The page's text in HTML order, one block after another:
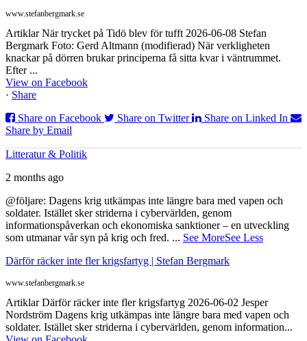
www.stefanbergmark.se
Artiklar När trycket på Tidö blev för tufft 2026-06-08 Stefan
Bergmark Foto: Gerd Altmann (modifierad) När verkligheten
knackar på dörren brukar principerna få sitta kvar i väntrummet.
Efter ...
View on Facebook
· Share
Share on Facebook
Share on Twitter
Share on Linked In
Share by Email
Litteratur & Politik
2 months ago
@följare: Dagens krig utkämpas inte längre bara med vapen och
soldater. Istället sker striderna i cybervärlden, genom
informationspåverkan och ekonomiska sanktioner – en utveckling
som utmanar vår syn på krig och fred. ... See MoreSee Less
Därför räcker inte fler krigsfartyg | Stefan Bergmark
www.stefanbergmark.se
Artiklar Därför räcker inte fler krigsfartyg 2026-06-02 Jesper
Nordström Dagens krig utkämpas inte längre bara med vapen och
soldater. Istället sker striderna i cybervärlden, genom information...